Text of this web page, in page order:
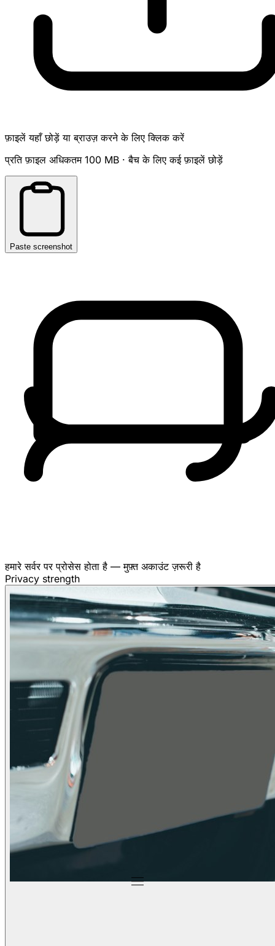
फ़ाइलें यहाँ छोड़ें या ब्राउज़ करने के लिए क्लिक करें
प्रति फ़ाइल अधिकतम 100 MB · बैच के लिए कई फ़ाइलें छोड़ें
Paste screenshot
हमारे सर्वर पर प्रोसेस होता है — मुफ़्त अकाउंट ज़रूरी है
Privacy strength